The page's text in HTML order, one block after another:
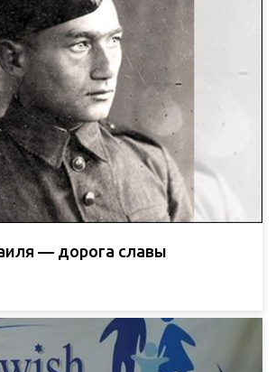
— дорога славы